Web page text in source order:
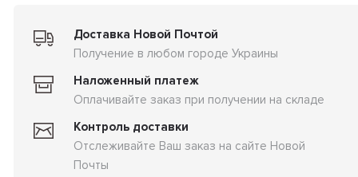
Доставка Новой Почтой
Получение в любом городе Украины
Наложенный платеж
Оплачивайте заказ при получении на складе
Контроль доставки
Отслеживайте Ваш заказ на сайте Новой
Почты